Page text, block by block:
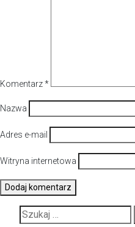
Komentarz*
Nazwa
Adres e-mail
Witryna internetowa
Szukaj: